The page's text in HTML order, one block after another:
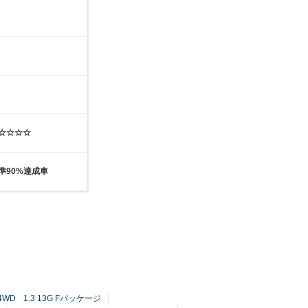
90%達成車
1.3 13G Fパッケージ